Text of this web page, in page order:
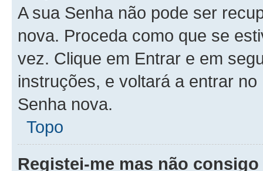
A sua Senha não pode ser
nova. Proceda como que se
vez. Clique em Entrar e em
instruções, e voltará a entrar
Senha nova.
Topo
Registei-me mas não